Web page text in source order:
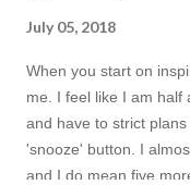
July 05, 2018
When you start on
me. I feel like I am half
and have to strict
'snooze' button. I
and I do mean five